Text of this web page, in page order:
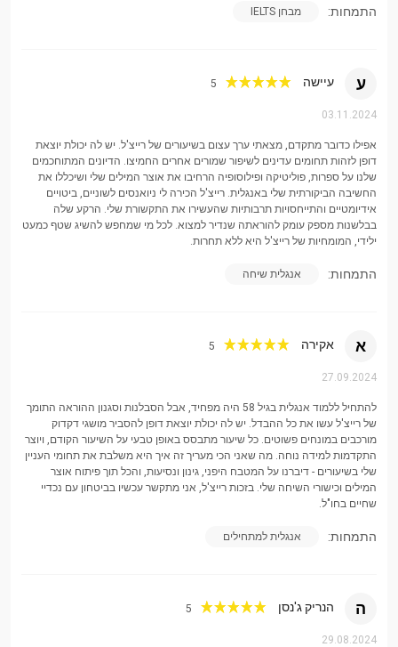
להבין את המטרות הספציפיות שלך, תחומי העניין, סגנון
עומד תכנון קפדני. אני יוצר מפות דרכים למידה מקיפות
המותאמות למטרות שלך.
ביטחון הוא הבסיס: ידע טכני לבדו אינו מספיק. אני יוצר
סביבה תומכת שבה אתה מרגיש בנוח לקחת סיכונים ולעשות
טעויות - אבני הקפיצה החיוניות לשטף.
מעורבות מעודדת שימור: למידה משגשגת כשהיא רלוונטית
ומעניינת. אני משלבת את תחומי העניין, הצרכים המקצועיים
למעשיים ומהנים כאחד.
הוא המפתח להתקדמות בת קיימא.
לאפקטיבי, מהנה ומשנה.
בואו נתחיל את המסע המרגש הזה ביחד!
התמחות: מבחן IELTS
ע עיישה 5
03.11.2024
אפילו כדובר מתקדם, מצאתי ערך עצום בשיעורים של רייצ'ל. יש לה יכולת יוצאת
דופן לזהות תחומים עדינים לשיפור שמורים אחרים החמיצו. הדיונים המתוחכמים
שלנו על ספרות, פוליטיקה ופילוסופיה הרחיבו את אוצר המילים שלי ושיכללו את
החשיבה הביקורתית שלי באנגלית. רייצ'ל הכירה לי ניואנסים לשוניים, ביטויים
אידיומטיים והתייחסויות תרבותיות שהעשירו את התקשורת שלי. הרקע שלה
בבלשנות מספק עומק להוראתה שנדיר למצוא. לכל מי שמחפש להשיג שטף כמעט
ילידי, המומחיות של רייצ'ל היא ללא תחרות.
התמחות: אנגלית שיחה
א אקירה 5
27.09.2024
להתחיל ללמוד אנגלית בגיל 58 היה מפחיד, אבל הסבלנות וסגנון ההוראה התומך
של רייצ'ל עשו את כל ההבדל. יש לה יכולת יוצאת דופן להסביר מושגי דקדוק
מורכבים במונחים פשוטים. כל שיעור מתבסס באופן טבעי על השיעור הקודם, ויוצר
התקדמות למידה נוחה. מה שאני הכי מעריך זה איך היא משלבת את תחומי העניין
שלי בשיעורים - דיברנו על המטבח היפני, גינון ונסיעות, והכל תוך פיתוח אוצר
המילים וכישורי השיחה שלי. בזכות רייצ'ל, אני מתקשר עכשיו בביטחון עם נכדיי
שחיים בחו"ל.
התמחות: אנגלית למתחילים
ה הנריק ג'נסן 5
29.08.2024